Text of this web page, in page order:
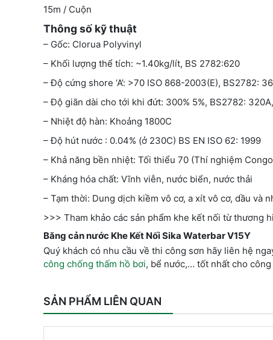
15m / Cuộn
Thông số kỹ thuật
– Gốc: Clorua Polyvinyl
– Khối lượng thể tích: ~1.40kg/lít, BS 2782:620
– Độ cứng shore ‘A’: >70 ISO 868-2003(E), BS2782:
– Độ giãn dài cho tới khi đứt: 300% 5%, BS2782:
– Nhiệt độ hàn: Khoảng 1800C
– Độ hút nước : 0.04% (ở 230C) BS EN ISO 62: 1999
– Khả năng bền nhiệt: Tối thiểu 70 (Thí nghiệm
– Kháng hóa chất: Vĩnh viễn, nước biển, nước thải
– Tạm thời: Dung dịch kiềm vô cơ, a xít vô cơ, dầu và
>>> Tham khảo các sản phẩm khe kết nối từ thương
Băng cản nước Khe Kết Nối Sika Waterbar V15Y
Quý khách có nhu cầu về thi công sơn hãy liên hệ
công chống thấm hồ bơi, bể nước,… tốt nhất cho
SẢN PHẨM LIÊN QUAN